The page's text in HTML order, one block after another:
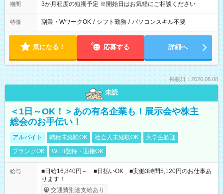
期間 3か月程度の短期予定 ※開始日はお気軽にご相談ください
特徴 副業・WワークOK / シフト勤務 / パソコンスキル不要
気になる！ 応募する 詳細へ
掲載日：2026.08.08
未読
＜1日～OK！＞あの有名企業も！展示会や株主
総会のお手伝い！
アルバイト 職種未経験OK 社会人未経験OK
大学生歓迎
ブランクOK
WEB登録・面接OK
給与
■日給16,840円～ ■日払いOK ■実働3時間5,120円のお仕事あ
ります！
交通費別途支給あり